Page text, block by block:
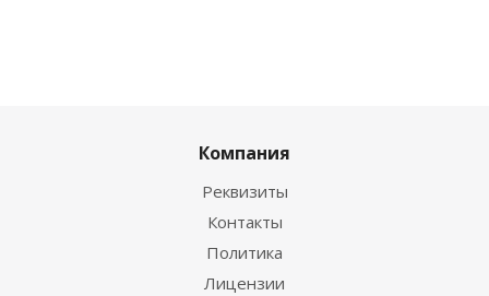
Компания
Реквизиты
Контакты
Политика
Лицензии